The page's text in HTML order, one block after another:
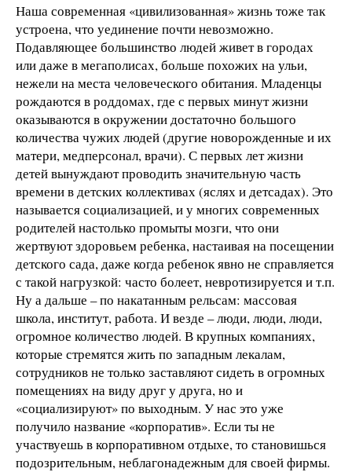
Наша современная «цивилизованная» жизнь тоже так
устроена, что уединение почти невозможно.
Подавляющее большинство людей живет в городах
или даже в мегаполисах, больше похожих на ульи,
нежели на места человеческого обитания. Младенцы
рождаются в роддомах, где с первых минут жизни
оказываются в окружении достаточно большого
количества чужих людей (другие новорожденные и их
матери, медперсонал, врачи). С первых лет жизни
детей вынуждают проводить значительную часть
времени в детских коллективах (яслях и детсадах). Это
называется социализацией, и у многих современных
родителей настолько промыты мозги, что они
жертвуют здоровьем ребенка, настаивая на посещении
детского сада, даже когда ребенок явно не справляется
с такой нагрузкой: часто болеет, невротизируется и т.п.
Ну а дальше – по накатанным рельсам: массовая
школа, институт, работа. И везде – люди, люди, люди,
огромное количество людей. В крупных компаниях,
которые стремятся жить по западным лекалам,
сотрудников не только заставляют сидеть в огромных
помещениях на виду друг у друга, но и
«социализируют» по выходным. У нас это уже
получило название «корпоратив». Если ты не
участвуешь в корпоративном отдыхе, то становишься
подозрительным, неблагонадежным для своей фирмы.